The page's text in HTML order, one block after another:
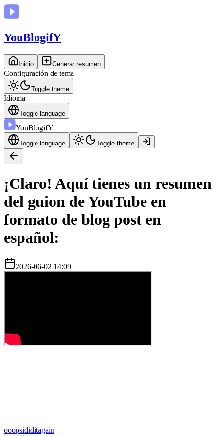
YouBlogifY
Inicio Generar resumen
Configuración de tema
Toggle theme
Idioma
Toggle language
YouBlogifY
Toggle language Toggle theme
¡Claro! Aquí tienes un resumen
del guion de YouTube en
formato de blog post en
español:
2026-06-02 14:09
ooopsididitagain